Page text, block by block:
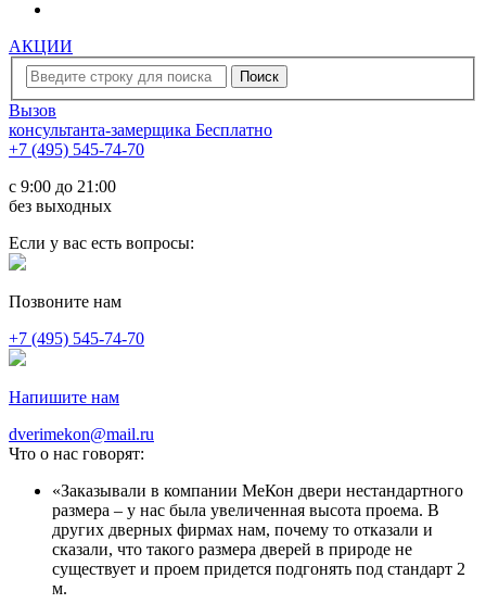
АКЦИИ
Вызов
консультанта-замерщика Бесплатно
+7 (495) 545-74-70
c 9:00 до 21:00
без выходных
Если у вас есть вопросы:
Позвоните нам
+7 (495) 545-74-70
Напишите нам
dverimekon@mail.ru
Что о нас говорят:
Заказывали в компании МеКон двери нестандартного
размера – у нас была увеличенная высота проема. В
других дверных фирмах нам, почему то отказали и
сказали, что такого размера дверей в природе не
существует и проем придется подгонять под стандарт 2
м.